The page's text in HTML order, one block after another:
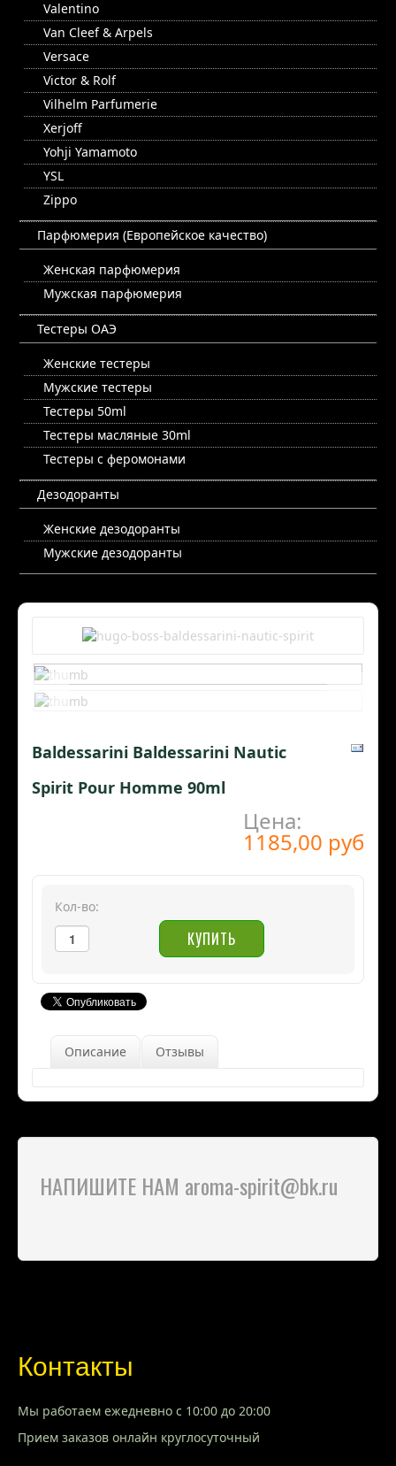
Valentino
Van Cleef & Arpels
Versace
Victor & Rolf
Vilhelm Parfumerie
Xerjoff
Yohji Yamamoto
YSL
Zippo
Парфюмерия (Европейское качество)
Женская парфюмерия
Мужская парфюмерия
Тестеры ОАЭ
Женские тестеры
Мужские тестеры
Тестеры 50ml
Тестеры масляные 30ml
Тестеры с феромонами
Дезодоранты
Женские дезодоранты
Мужские дезодоранты
Baldessarini Baldessarini Nautic
Spirit Pour Homme 90ml
Цена:
1185,00 руб
Кол-во:
Описание Отзывы
НАПИШИТЕ НАМ aroma-spirit@bk.ru
Контакты
Мы работаем ежедневно с 10:00 до 20:00
Прием заказов онлайн круглосуточный